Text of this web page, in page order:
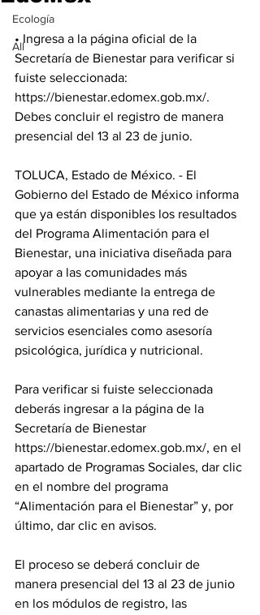
Ecología
All
• Ingresa a la página oficial de la
Secretaría de Bienestar para verificar si
fuiste seleccionada:
https://bienestar.edomex.gob.mx/.
Debes concluir el registro de manera
presencial del 13 al 23 de junio.
TOLUCA, Estado de México. - El
Gobierno del Estado de México informa
que ya están disponibles los resultados
del Programa Alimentación para el
Bienestar, una iniciativa diseñada para
apoyar a las comunidades más
vulnerables mediante la entrega de
canastas alimentarias y una red de
servicios esenciales como asesoría
psicológica, jurídica y nutricional.
Para verificar si fuiste seleccionada
deberás ingresar a la página de la
Secretaría de Bienestar
https://bienestar.edomex.gob.mx/, en el
apartado de Programas Sociales, dar clic
en el nombre del programa
“Alimentación para el Bienestar” y, por
último, dar clic en avisos.
El proceso se deberá concluir de
manera presencial del 13 al 23 de junio
en los módulos de registro, las